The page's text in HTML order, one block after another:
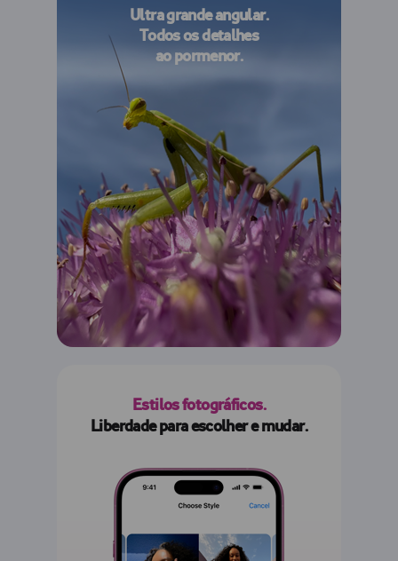
Ultra grande angular.
Todos os detalhes
ao pormenor.
Estilos fotográficos.
Liberdade para escolher e mudar.